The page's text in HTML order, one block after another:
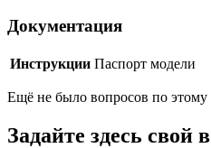
Документация
Инструкции Паспорт модели
Ещё не было вопросов по этому
Задайте здесь свой